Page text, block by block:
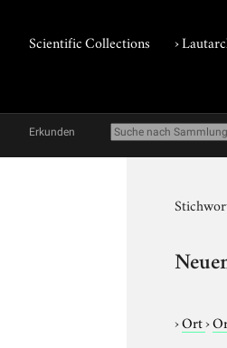
Scientific Collections ›
Erkunden
›Ort›